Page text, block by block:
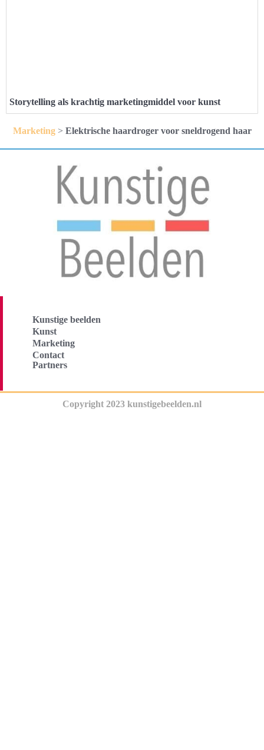
Storytelling als krachtig marketingmiddel voor kunst
Marketing> Elektrische haardroger voor sneldrogend haar
Kunstige beelden
Kunst
Marketing
Contact
Partners
Copyright 2023 kunstigebeelden.nl